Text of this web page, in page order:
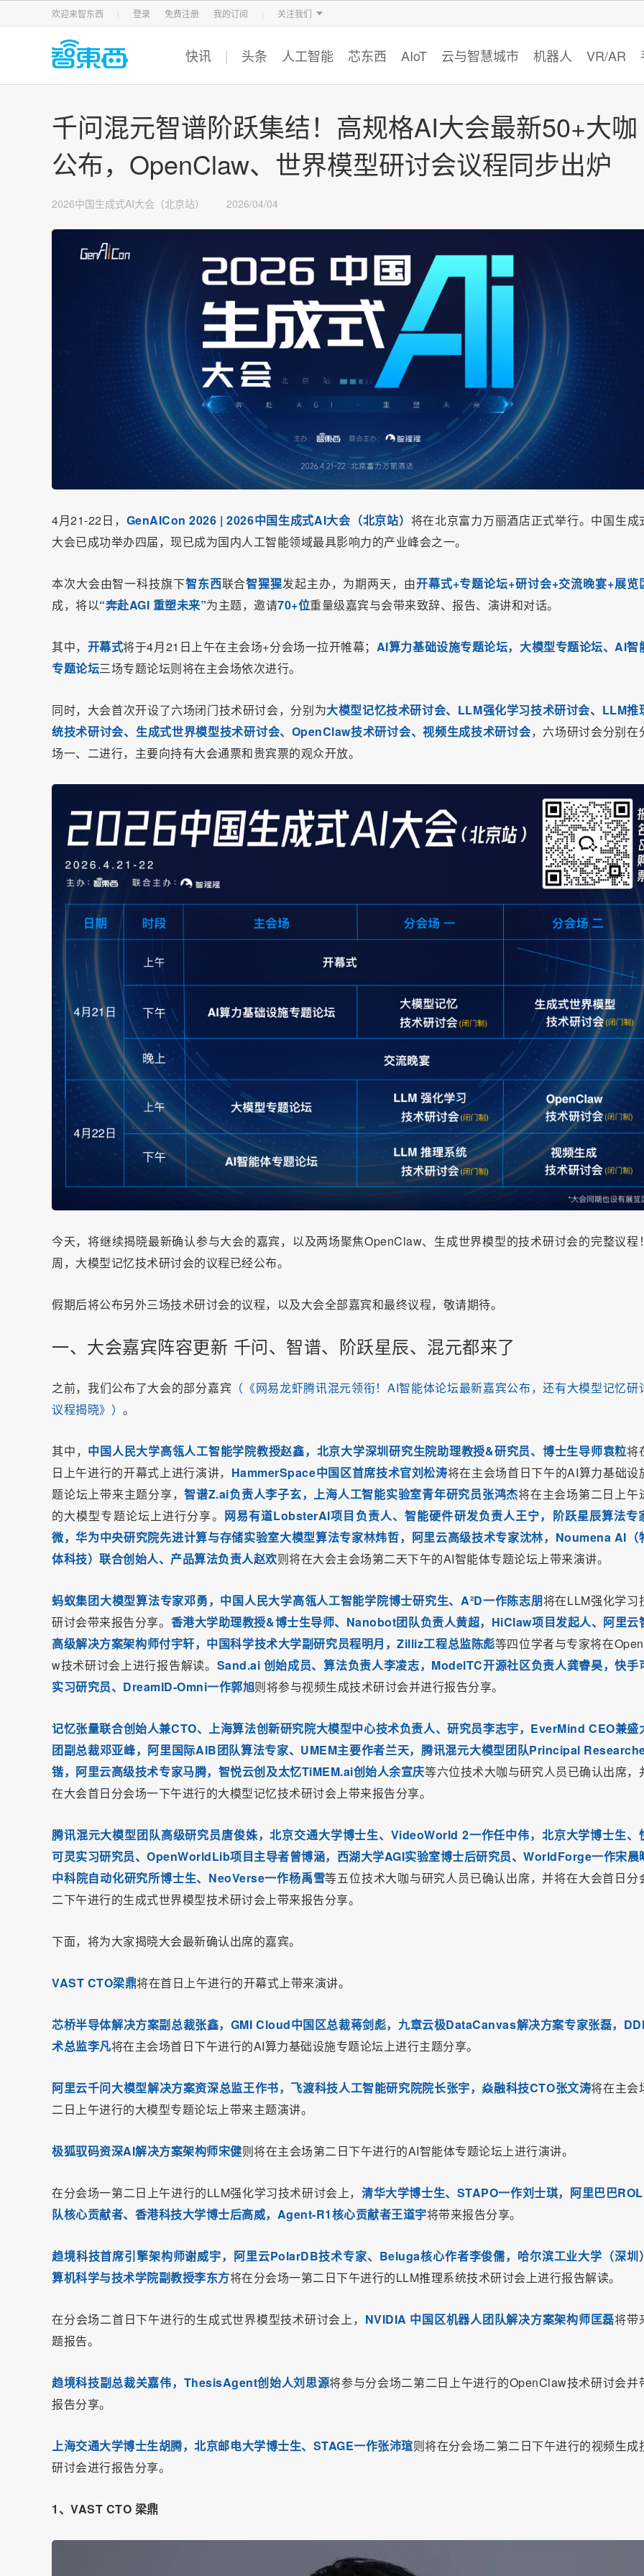
欢迎来智东西 登录 免费注册 我的订阅 关注我们
智东西 车东西 芯东西 智猩猩
快讯 头条 人工智能 芯东西 AIoT 云与智慧城市 机器人 VR/AR
千问混元智谱阶跃集结！高规格AI大会最新50+大咖
公布，OpenClaw、世界模型研讨会议程同步出炉
2026中国生成式AI大会（北京站） 2026/04/04
4月21-22日， GenAICon 2026 | 2026中国生成式AI大会（北京站） 将在北京富力万丽酒店正式举行。中国生成
大会已成功举办四届，现已成为国内人工智能领域最具影响力的产业峰会之一。
本次大会由智一科技旗下智东西联合智猩猩发起主办，为期两天，由开幕式+专题论坛+研讨会+交流晚宴+展览
成，将以“奔赴AGI 重塑未来”为主题，邀请70+位重量级嘉宾与会带来致辞、报告、演讲和对话。
其中， 开幕式将于4月21日上午在主会场+分会场一拉开帷幕； AI算力基础设施专题论坛，大模型专题论坛、AI智
专题论坛三场专题论坛则将在主会场依次进行。
同时，大会首次开设了六场闭门技术研讨会，分别为大模型记忆技术研讨会、LLM强化学习技术研讨会、LLM推
统技术研讨会、生成式世界模型技术研讨会、OpenClaw技术研讨会、视频生成技术研讨会，六场研讨会分别在
场一、二进行，主要向持有大会通票和贵宾票的观众开放。
今天，将继续揭晓最新确认参与大会的嘉宾，以及两场聚焦OpenClaw、生成世界模型的技术研讨会的完整议程
周，大模型记忆技术研讨会的议程已经公布。
假期后将公布另外三场技术研讨会的议程，以及大会全部嘉宾和最终议程，敬请期待。
一、大会嘉宾阵容更新 千问、智谱、阶跃星辰、混元都来了
之前，我们公布了大会的部分嘉宾 （《网易龙虾腾讯混元领衔！AI智能体论坛最新嘉宾公布，还有大模型记忆研
议程揭晓》） 。
其中， 中国人民大学高瓴人工智能学院教授赵鑫，北京大学深圳研究生院助理教授&研究员、博士生导师袁粒将
日上午进行的开幕式上进行演讲， HammerSpace中国区首席技术官刘松涛将在主会场首日下午的AI算力基础设
题论坛上带来主题分享，智谱Z.ai负责人李子玄，上海人工智能实验室青年研究员张鸿杰将在主会场第二日上午
的大模型专题论坛上进行分享。 网易有道LobsterAI项目负责人、智能硬件研发负责人王宁，阶跃星辰算法专
微，华为中央研究院先进计算与存储实验室大模型算法专家林炜哲，阿里云高级技术专家沈林，Noumena AI（
体科技）联合创始人、产品算法负责人赵欢则将在大会主会场第二天下午的AI智能体专题论坛上带来演讲。
蚂蚁集团大模型算法专家邓勇，中国人民大学高瓴人工智能学院博士研究生、A²D一作陈志朋将在LLM强化学习
研讨会带来报告分享。 香港大学助理教授&博士生导师、Nanobot团队负责人黄超，HiClaw项目发起人、阿里云
高级解决方案架构师付宇轩，中国科学技术大学副研究员程明月，Zilliz工程总监陈彪等四位学者与专家将在
w技术研讨会上进行报告解读。 Sand.ai 创始成员、算法负责人李凌志，ModelTC开源社区负责人龚睿昊，快手
实习研究员、DreamID-Omni一作郭旭则将参与视频生成技术研讨会并进行报告分享。
记忆张量联合创始人兼CTO、上海算法创新研究院大模型中心技术负责人、研究员李志宇，EverMind CEO兼盛
团副总裁邓亚峰，阿里国际AIB团队算法专家、UMEM主要作者兰天，腾讯混元大模型团队Principal
锴，阿里云高级技术专家马腾，智悦云创及太忆TiMEM.ai创始人余宣庆等六位技术大咖与研究人员已确认出席，
在大会首日分会场一下午进行的大模型记忆技术研讨会上带来报告分享。
腾讯混元大模型团队高级研究员唐俊姝，北京交通大学博士生、VideoWorld 2一作任中伟，北京大学博士生、
可灵实习研究员、OpenWorldLib项目主导者曾博涵，西湖大学AGI实验室博士后研究员、WorldForge一作宋晨
中科院自动化研究所博士生、NeoVerse一作杨禹雪等五位技术大咖与研究人员已确认出席，并将在大会首日分
二下午进行的生成式世界模型技术研讨会上带来报告分享。
下面，将为大家揭晓大会最新确认出席的嘉宾。
VAST CTO梁鼎将在首日上午进行的开幕式上带来演讲。
芯桥半导体解决方案副总裁张鑫，GMI Cloud中国区总裁蒋剑彪，九章云极DataCanvas解决方案专家张磊，
术总监李凡将在主会场首日下午进行的AI算力基础设施专题论坛上进行主题分享。
阿里云千问大模型解决方案资深总监王作书，飞渡科技人工智能研究院院长张宇，焱融科技CTO张文涛将在主会
二日上午进行的大模型专题论坛上带来主题演讲。
极狐驭码资深AI解决方案架构师宋健则将在主会场第二日下午进行的AI智能体专题论坛上进行演讲。
在分会场一第二日上午进行的LLM强化学习技术研讨会上， 清华大学博士生、STAPO一作刘士琪，阿里巴巴
队核心贡献者、香港科技大学博士后高威，Agent-R1核心贡献者王道宇将带来报告分享。
趋境科技首席引擎架构师谢威宇，阿里云PolarDB技术专家、Beluga核心作者李俊儒，哈尔滨工业大学（深圳
算机科学与技术学院副教授李东方将在分会场一第二日下午进行的LLM推理系统技术研讨会上进行报告解读。
在分会场二首日下午进行的生成式世界模型技术研讨会上， NVIDIA 中国区机器人团队解决方案架构师匡磊将带
题报告。
趋境科技副总裁关嘉伟，ThesisAgent创始人刘思源将参与分会场二第二日上午进行的OpenClaw技术研讨会并
报告分享。
上海交通大学博士生胡腾，北京邮电大学博士生、STAGE一作张沛瑄则将在分会场二第二日下午进行的视频生成
研讨会进行报告分享。
1、VAST CTO 梁鼎